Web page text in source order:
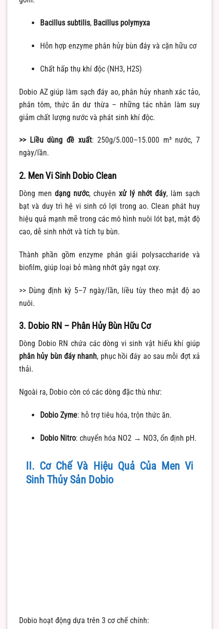
Bacillus subtilis, Bacillus polymyxa
Hỗn hợp enzyme phân hủy bùn đáy và cặn hữu cơ
Chất hấp thụ khí độc (NH3, H2S)
Dobio AZ giúp làm sạch đáy ao, phân hủy nhanh xác tảo,
phân tôm, thức ăn dư thừa – những tác nhân làm suy
giảm chất lượng nước và phát sinh khí độc.
>> Liều dùng đề xuất: 250g/5.000–15.000 m³ nước, 7
ngày/lần.
2. Men Vi Sinh Dobio Clean
Dòng men dạng nước, chuyên xử lý nhớt đáy, làm sạch
bạt và duy trì hệ vi sinh có lợi trong ao. Clean phát huy
hiệu quả mạnh mẽ trong các mô hình nuôi lót bạt, mật độ
cao, dễ sinh nhớt và tích tụ bùn.
Thành phần gồm enzyme phân giải polysaccharide và
biofilm, giúp loại bỏ màng nhớt gây ngạt oxy.
>> Dùng định kỳ 5–7 ngày/lần, liều tùy theo mật độ ao
nuôi.
3. Dobio RN – Phân Hủy Bùn Hữu Cơ
Dòng Dobio RN chứa các dòng vi sinh vật hiếu khí giúp
phân hủy bùn đáy nhanh, phục hồi đáy ao sau mỗi đợt xả
thải.
Ngoài ra, Dobio còn có các dòng đặc thù như:
Dobio Zyme: hỗ trợ tiêu hóa, trộn thức ăn.
Dobio Nitro: chuyển hóa NO2 → NO3, ổn định pH.
II. Cơ Chế Và Hiệu Quả Của Men Vi
Sinh Thủy Sản Dobio
Dobio hoạt động dựa trên 3 cơ chế chính: